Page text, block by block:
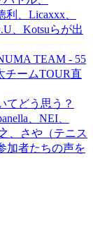
利、Licaxxx、
、Kotsuらが出
TEAM - 55
チームTOUR直
てどう思う？
、NEI、
、さや（テニス
加者たちの声を